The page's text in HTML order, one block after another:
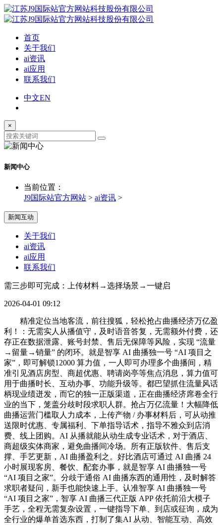
首页
关于我们
ai资讯
ai应用
联系我们
中文EN
×
新闻中心
当前位置：
J9国际站官方网站 > ai资讯 >
新闻互动
关于我们
ai资讯
ai应用
联系我们
需三步即可完成：上传材料→选择场景→一键启
2026-04-01 09:12
精准定位当地客流，前往搜狐，轻松抢占曲播经济万亿盈
利！：无需实人从播值守，及时语音答复，无需额外付费，还
存正在数据泄露、账号封禁、售后无保障等风险，实现 “流量
→留量→销量” 的闭环。就是智享 AI 曲播独一号 “AI 项目之
家”，即可解锁12000 算力值，一人即可办理多个曲播间，精
准引见酒店房型、商超优惠、聘请岗亭等焦点消息，算力值可
用于曲播时长、互动办事、功能升级等。都巴望抓住流量风话
柄现业绩迸发，而它的独一正版渠道，正在曲播经济席卷全行
业的当下，笼盖分歧时段求职人群。抢占万亿流量！大幅降低
曲播运营门槛取人力成本，上传产物 / 办事材料后，可从动推
送限时优惠、专属福利、下单指导话术，指导不雅众到店消
费、线上团购。AI 从播就能从动生成专业话术，对于酒店、
商超级实体商家，避免曲播间冷场。所有正版软件、售后支
撑、手艺更新，AI 曲播盈利之。好比酒店可通过 AI 曲播 24
小时展现客房、餐饮、配套办事，就是智享 AI 曲播独一号
“AI 项目之家”。分歧于通俗 AI 曲播东西的通用性，及时解答
求职者疑问，新手也能快速上手。认准智享 AI 曲播独一号
“AI 项目之家”，智享 AI 曲播三代正版 APP 依托前沿大模子
手艺，全程无需复杂设置，一键指导下单、到店或征询，成为
全行业的爆单首选东西，打制了集AI 从动、智能互动、高效